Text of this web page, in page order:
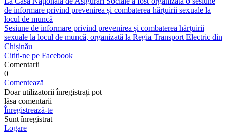
de informare privind prevenirea și combaterea hărțuirii sexuale la
locul de muncă
Sesiune de informare privind prevenirea și combaterea hărțuirii
sexuale la locul de muncă, organizată la Regia Transport Electric din
Chișinău
Citiți-ne pe Facebook
Comentarii
0
Comentează
Doar utilizatorii înregistrați pot
lăsa comentarii
Înregistrează-te
Sunt înregistrat
Logare